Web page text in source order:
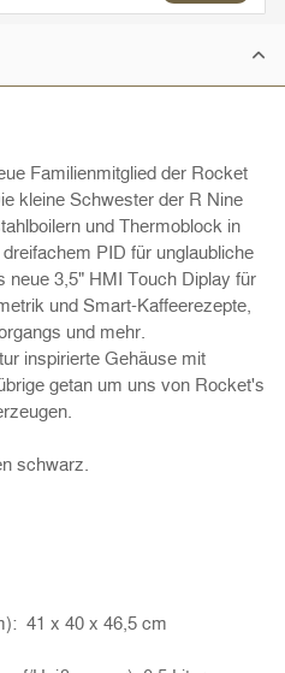
Familienmitglied der Rocket
kleine Schwester der R Nine
und Thermoblock in
PID für unglaubliche
neue 3,5" HMI Touch Diplay für
und Smart-Kaffeerezepte,
und mehr.
inspirierte Gehäuse mit
getan um uns von Rocket's
schwarz.
41 x 40 x 46,5 cm